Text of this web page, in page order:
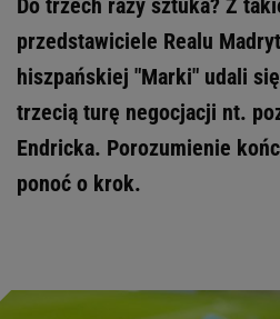
Do trzech razy sztuka? Z
przedstawiciele Realu
hiszpańskiej "Marki" udali
trzecią turę negocjacji nt.
Endricka. Porozumienie
ponoć o krok.